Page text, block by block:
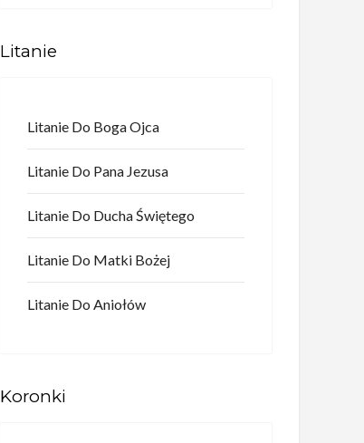
Litanie
Litanie Do Boga Ojca
Litanie Do Pana Jezusa
Litanie Do Ducha Świętego
Litanie Do Matki Bożej
Litanie Do Aniołów
Koronki